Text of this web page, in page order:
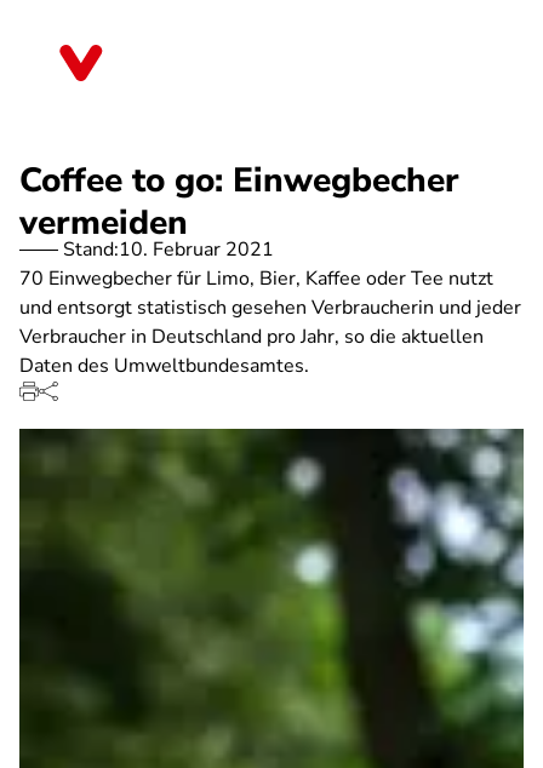
Coffee to go: Einwegbecher
vermeiden
Stand:10. Februar 2021
70 Einwegbecher für Limo, Bier, Kaffee oder Tee nutzt
und entsorgt statistisch gesehen Verbraucherin und jeder
Verbraucher in Deutschland pro Jahr, so die aktuellen
Daten des Umweltbundesamtes.